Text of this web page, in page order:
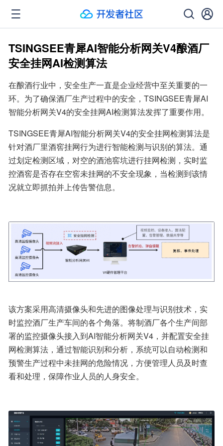
TSINGSEE青犀AI智能分析网关V4酿酒厂
安全挂网AI检测算法
在酿酒行业中，安全生产一直是企业经营中至关重要的一
环。为了确保酒厂生产过程中的安全，TSINGSEE青犀AI
智能分析网关V4的安全挂网AI检测算法发挥了重要作用。
TSINGSEE青犀AI智能分析网关V4的安全挂网检测算法是
针对酒厂里酒窖挂网行为进行智能检测与识别的算法。通
过划定检测区域，对空的酒池窖坑进行挂网检测，实时监
控酒窖是否存在空窖未挂网的不安全现象，当检测到该情
况就立即抓拍并上传告警信息。
该方案采用高清摄像头和先进的图像处理与识别技术，实
时监控酒厂生产车间的各个角落。将制酒厂各个生产间部
署的监控摄像头接入到AI智能分析网关V4，并配置安全挂
网检测算法，通过智能识别和分析，系统可以自动检测和
预警生产过程中未挂网的危险情况，方便管理人员及时查
看和处理，保障作业人员的人身安全。